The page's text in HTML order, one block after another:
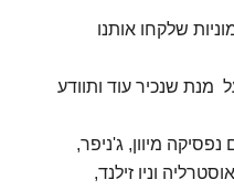
שלקחו אותנו
מנת שנכיר עוד ותוודע
מיוון, ג'ניפר,
וניו זילנד,